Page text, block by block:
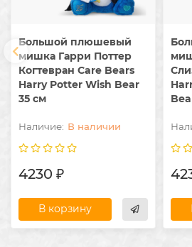
Большой плюшевый
мишка Гарри Поттер
Когтевран Care Bears
Harry Potter Wish Bear
35 см
В наличии
4230 ₽
В корзину